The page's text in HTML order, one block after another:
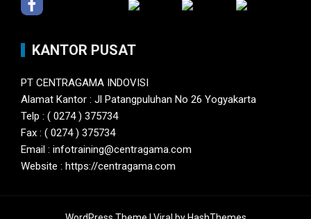
KANTOR PUSAT
PT CENTRAGAMA INDOVISI
Alamat Kantor : Jl Patangpuluhan No 26 Yogyakarta
Telp : ( 0274 ) 375734
Fax : ( 0274 ) 375734
Email : infotraining@centragama.com
Website : https://centragama.com